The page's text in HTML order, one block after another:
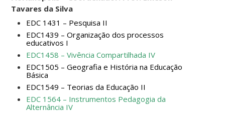
Tavares da Silva
EDC 1431 – Pesquisa II
EDC1439 – Organização dos processos
educativos I
EDC1458 – Vivência Compartilhada IV
EDC1505 – Geografia e História na Educação
Básica
EDC1549 – Teorias da Educação II
EDC 1564 – Instrumentos Pedagogia da
Alternância IV